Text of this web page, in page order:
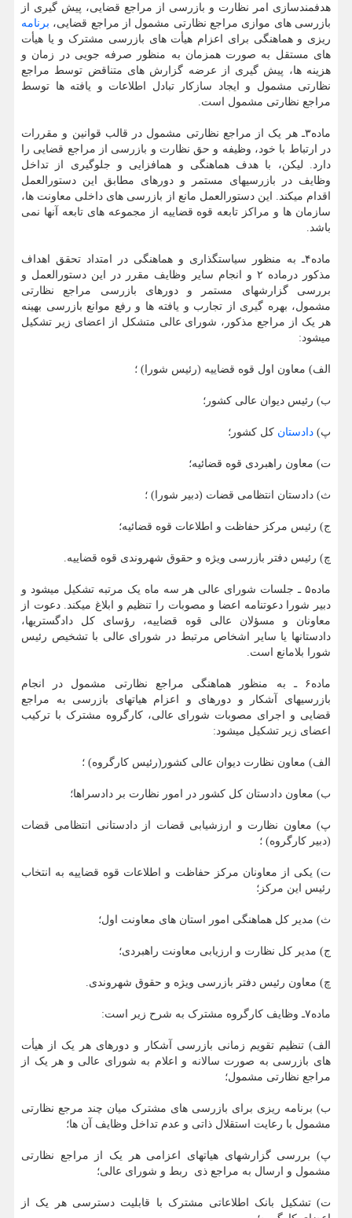
هدفمندسازی امر نظارت و بازرسی از مراجع قضایی، پیش گیری از
بازرسی های موازی مراجع نظارتی مشمول از مراجع قضایی، برنامه
ریزی و هماهنگی برای اعزام هیأت های بازرسی مشترک و یا هیأت
های مستقل به صورت همزمان به منظور صرفه جویی در زمان و
هزینه ها، پیش گیری از عرضه گزارش های متناقض توسط مراجع
نظارتی مشمول و ایجاد سازکار تبادل اطلاعات و یافته ها توسط
مراجع نظارتی مشمول است.
ماده۳ـ هر یک از مراجع نظارتی مشمول در قالب قوانین و مقررات
در ارتباط با خود، وظیفه و حق نظارت و بازرسی از مراجع قضایی را
دارد. لیکن، با هدف هماهنگی و هم‎افزایی و جلوگیری از تداخل
وظایف در بازرسی‏های مستمر و دوره‏ای مطابق این دستورالعمل
اقدام می‏کند. این دستورالعمل مانع از بازرسی های داخلی معاونت ها،
سازمان ها و مراکز تابعه قوه قضاییه از مجموعه های تابعه آنها نمی
باشد.
ماده۴ـ به منظور سیاست‏گذاری و هماهنگی در امتداد تحقق اهداف
مذکور درماده ۲ و انجام سایر وظایف مقرر در این دستورالعمل و
بررسی گزارش‏های مستمر و دوره‏ای بازرسی مراجع نظارتی
مشمول، بهره گیری از تجارب و یافته ها و رفع موانع بازرسی بهینه
هر یک از مراجع مذکور، شورای عالی متشکل از اعضای زیر تشکیل
می‏شود:
الف) معاون اول قوه‏ قضاییه (رئیس شورا) ؛
ب) رئیس دیوان عالی کشور؛
پ) دادستان کل کشور؛
ت) معاون راهبردی قوه قضائیه؛
ث) دادستان انتظامی قضات (دبیر شورا) ؛
ج) رئیس مرکز حفاظت و اطلاعات قوه ‏قضائیه؛
چ) رئیس دفتر بازرسی ویژه و حقوق شهروندی قوه‏ قضاییه.
ماده۵ ـ جلسات شورای عالی هر سه ماه یک مرتبه تشکیل می‎شود و
دبیر شورا دعوتنامه اعضا و مصوبات را تنظیم و ابلاغ می‏کند. دعوت از
معاونان و مسؤلان عالی قوه‏ قضاییه، رؤسای کل دادگستری‏ها،
دادستان‏ها یا سایر اشخاص مرتبط در شورای عالی با تشخیص رئیس
شورا بلامانع است.
ماده۶ ـ به منظور هماهنگی مراجع نظارتی مشمول در انجام
بازرسی‏های آشکار و دوره‏ای و اعزام هیات‏های بازرسی به مراجع
قضایی و اجرای مصوبات شورای عالی، کارگروه مشترک با ترکیب
اعضای زیر تشکیل می‏شود:
الف) معاون نظارت دیوان عالی کشور(رئیس کارگروه) ؛
ب) معاون دادستان کل کشور در امور نظارت بر دادسراها؛
پ) معاون نظارت و ارزشیابی قضات از دادستانی انتظامی قضات
(دبیر کارگروه) ؛
ت) یکی از معاونان مرکز حفاظت و اطلاعات قوه قضاییه به انتخاب
رئیس این مرکز؛
ث) مدیر کل هماهنگی امور استان های معاونت اول؛
ج) مدیر کل نظارت و ارزیابی معاونت راهبردی؛
چ) معاون رئیس دفتر بازرسی ویژه و حقوق شهروندی.
ماده۷ـ وظایف کارگروه مشترک به شرح زیر است:
الف) تنظیم تقویم زمانی بازرسی آشکار و دوره‏ای هر یک از هیأت
های بازرسی به صورت سالانه و اعلام به شورای عالی و هر یک از
مراجع نظارتی مشمول؛
ب) برنامه ریزی برای بازرسی های مشترک میان چند مرجع نظارتی
مشمول با رعایت استقلال ذاتی و عدم تداخل وظایف آن ها؛
پ) بررسی گزارش‏های هیات‏های اعزامی هر یک از مراجع نظارتی
مشمول و ارسال به مراجع ذی ‎ ربط و شورای عالی؛
ت) تشکیل بانک اطلاعاتی مشترک با قابلیت دسترسی هر یک از